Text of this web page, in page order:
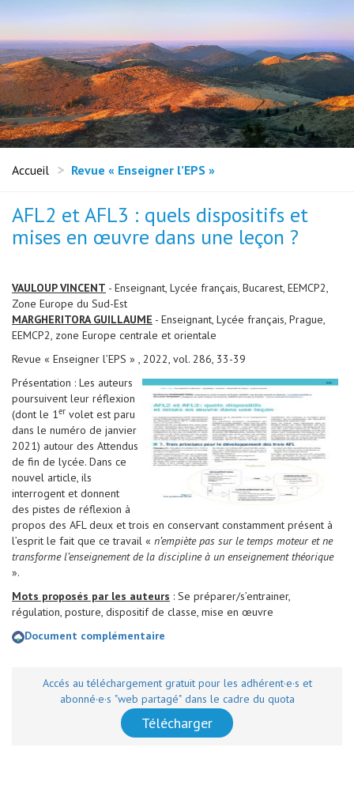
Accueil Revue « Enseigner l’EPS »
AFL2 et AFL3 : quels dispositifs et
mises en œuvre dans une leçon ?
VAULOUP VINCENT - Enseignant, Lycée français, Bucarest, EEMCP2,
Zone Europe du Sud-Est
MARGHERITORA GUILLAUME - Enseignant, Lycée français, Prague,
EEMCP2, zone Europe centrale et orientale
Revue « Enseigner l’EPS » , 2022, vol. 286, 33-39
Présentation : Les auteurs
poursuivent leur réflexion
(dont le 1er volet est paru
dans le numéro de janvier
2021) autour des Attendus
de fin de lycée. Dans ce
nouvel article, ils
interrogent et donnent
des pistes de réflexion à
propos des AFL deux et trois en conservant constamment présent à
l’esprit le fait que ce travail « n’empiète pas sur le temps moteur et ne
transforme l’enseignement de la discipline à un enseignement théorique
».
Mots proposés par les auteurs : Se préparer/s’entrainer,
régulation, posture, dispositif de classe, mise en œuvre
Document complémentaire
Accés au téléchargement gratuit pour les adhérent·e·s et
abonné·e·s "web partagé" dans le cadre du quota
Télécharger